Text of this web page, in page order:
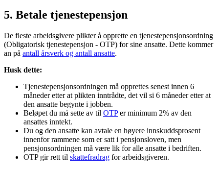
5. Betale tjenestepensjon
De fleste arbeidsgivere plikter å opprette en tjenestepensjonsordning
(Obligatorisk tjenestepensjon - OTP) for sine ansatte. Dette kommer
an på antall årsverk og antall ansatte.
Husk dette:
Tjenestepensjonsordningen må opprettes senest innen 6
måneder etter at plikten inntrådte, det vil si 6 måneder etter at
den ansatte begynte i jobben.
Beløpet du må sette av til OTPer minimum 2% av den
ansattes inntekt.
Du og den ansatte kan avtale en høyere innskuddsprosent
innenfor rammene som er satt i pensjonsloven, men
pensjonsordningen må være lik for alle ansatte i bedriften.
OTP gir rett til skattefradrag for arbeidsgiveren.